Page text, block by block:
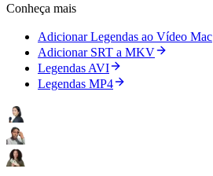
Conheça mais
Adicionar Legendas ao Vídeo Mac
Adicionar SRT a MKV
Legendas AVI
Legendas MP4